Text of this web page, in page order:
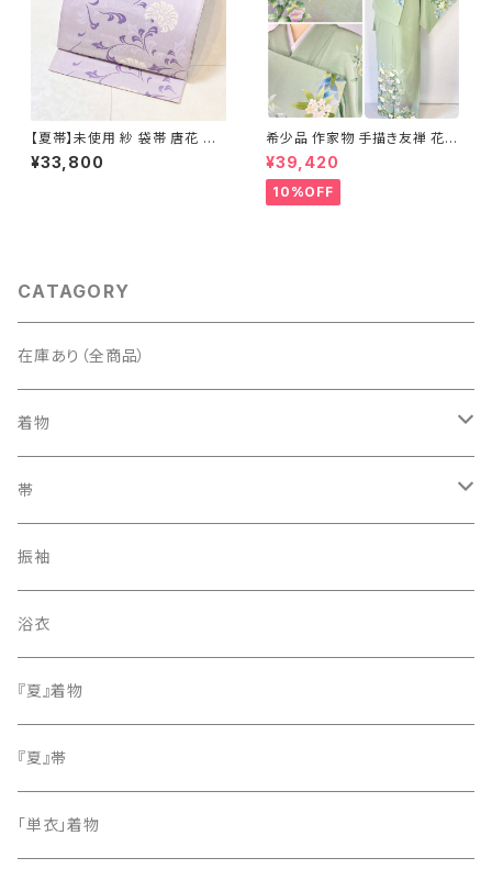
【夏帯】未使用 紗 袋帯 唐花 正
絹 紫 白 淡藤色 729
¥33,800
希少品 作家物 手描き友禅 花鳥
文 椿 沈丁花 訪問着 正絹 袷 黄
緑 青 白 1418
¥39,420
10%OFF
CATAGORY
在庫あり（全商品）
着物
訪問着・付下げ
紬
色無地
小紋
留袖
帯
袋帯
名古屋帯
振袖
浴衣
『夏』着物
『夏』帯
「単衣」着物